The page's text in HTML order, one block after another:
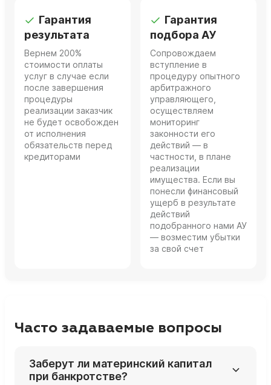
Гарантия
результата
Вернем 200%
стоимости оплаты
услуг в случае если
после завершения
процедуры
реализации заказчик
не будет освобожден
от исполнения
обязательств перед
кредиторами
Гарантия
подбора АУ
Сопровождаем
вступление в
процедуру опытного
арбитражного
управляющего,
осуществляем
мониторинг
законности его
действий — в
частности, в плане
реализации
имущества. Если вы
понесли финансовый
ущерб в результате
действий
подобранного нами АУ
— возместим убытки
за свой счет
Часто задаваемые вопросы
Заберут ли материнский капитал
при банкротстве?